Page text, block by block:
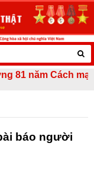
năm Cách
báo người